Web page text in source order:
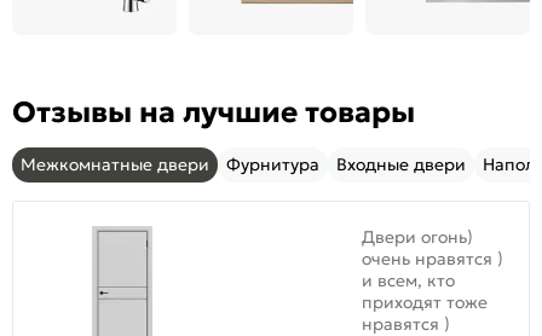
Отзывы на лучшие товары
Межкомнатные двери Фурнитура Входные двери
Двери огонь)
очень нравятся )
и всем, кто
приходят тоже
нравятся )